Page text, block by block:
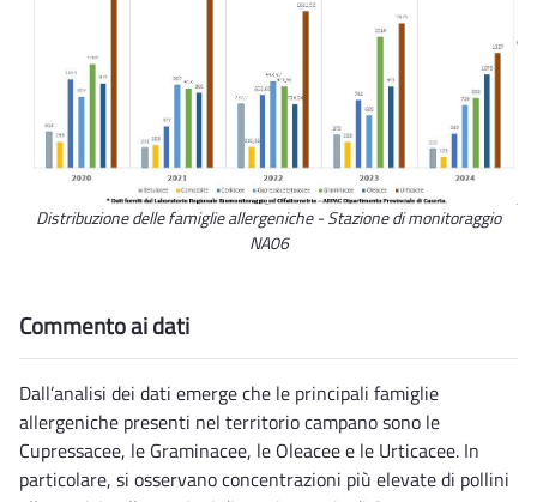
Distribuzione delle famiglie allergeniche - Stazione di monitoraggio
NA06
Commento ai dati
Dall’analisi dei dati emerge che le principali famiglie
allergeniche presenti nel territorio campano sono le
Cupressacee, le Graminacee, le Oleacee e le Urticacee. In
particolare, si osservano concentrazioni più elevate di pollini